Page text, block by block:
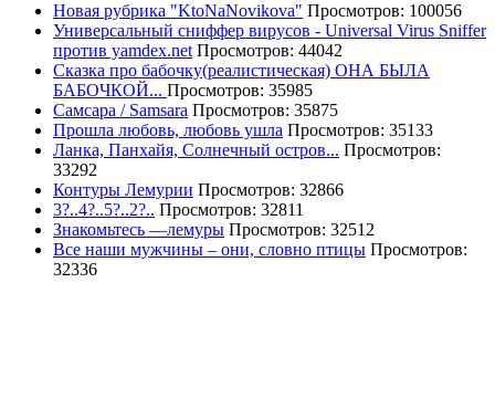
Новая рубрика "KtoNaNovikova" Просмотров: 100056
Универсальный сниффер вирусов - Universal Virus Sniffer
против yamdex.net Просмотров: 44042
Сказка про бабочку(реалистическая) ОНА БЫЛА
БАБОЧКОЙ... Просмотров: 35985
Самсара / Samsara Просмотров: 35875
Прошла любовь, любовь ушла Просмотров: 35133
Ланка, Панхайя, Солнечный остров... Просмотров:
33292
Контуры Лемурии Просмотров: 32866
3?..4?..5?..2?.. Просмотров: 32811
Знакомьтесь —лемуры Просмотров: 32512
Все наши мужчины – они, словно птицы Просмотров:
32336